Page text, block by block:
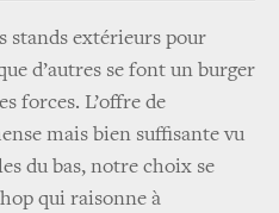
stands extérieurs pour
d’autres se font un burger
forces. L’offre de
mais bien suffisante vu
du bas, notre choix se
qui raisonne à